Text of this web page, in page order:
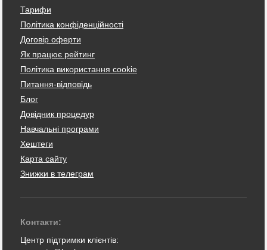
Тарифи
Політика конфіденційності
Договір оферти
Як працює рейтинг
Політика використання cookie
Питання-відповідь
Блог
Довідник процедур
Навчальні програми
Хештеги
Карта сайту
Знижки в телеграм
Контакти:
Центр підтримки клієнтів: